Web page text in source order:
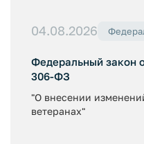
04.08.2026
Федеральный закон
306-ФЗ
"О внесении
ветеранах"